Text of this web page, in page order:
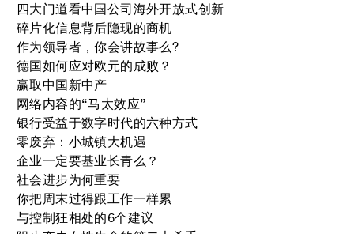
四大门道看中国公司海外开放式创新
碎片化信息背后隐现的商机
作为领导者，你会讲故事么?
德国如何应对欧元的成败？
赢取中国新中产
网络内容的“马太效应”
银行受益于数字时代的六种方式
零废弃：小城镇大机遇
企业一定要基业长青么？
社会进步为何重要
你把周末过得跟工作一样累
与控制狂相处的6个建议